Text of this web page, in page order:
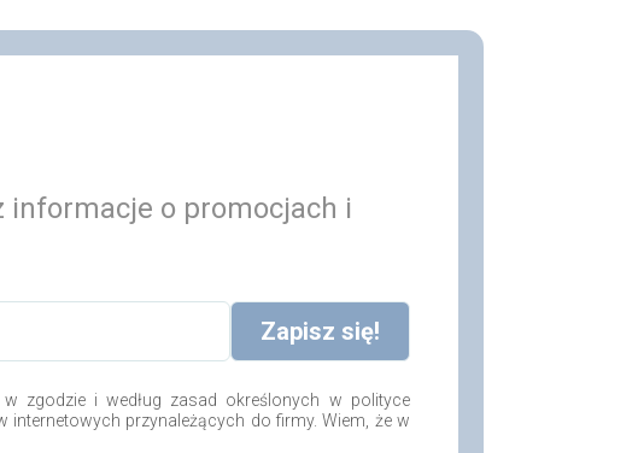
informacje o promocjach i
zgodzie i według zasad określonych w polityce
przynależących do firmy. Wiem, że w